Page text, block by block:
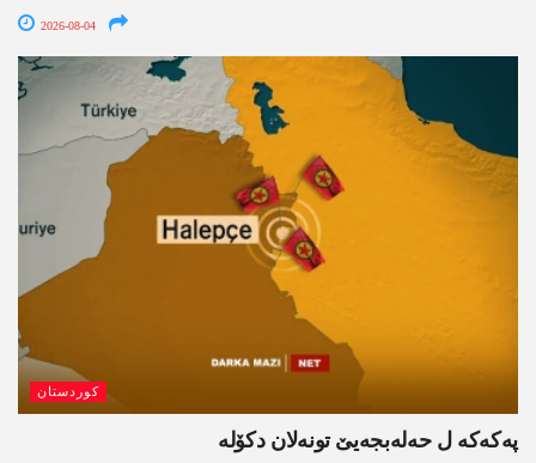
2026-08-04
کوردستان
پەکەکە ل حەلەبجەیێ تونەلان دکۆلە